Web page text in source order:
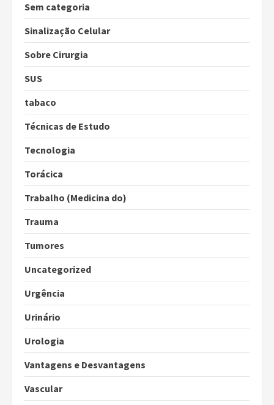
Sem categoria
Sinalização Celular
Sobre Cirurgia
SUS
tabaco
Técnicas de Estudo
Tecnologia
Torácica
Trabalho (Medicina do)
Trauma
Tumores
Uncategorized
Urgência
Urinário
Urologia
Vantagens e Desvantagens
Vascular